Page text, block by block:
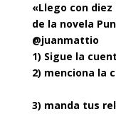
«Llego con
de la novela
@juanmattio
1) Sigue la
2) menciona la
3) manda tus